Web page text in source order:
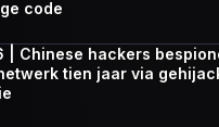
code
| Chinese hackers
tien jaar via